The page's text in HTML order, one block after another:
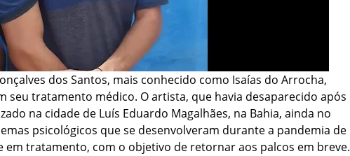
dos Santos, mais conhecido como Isaías do Arrocha,
seu tratamento médico. O artista, que havia desaparecido após
na cidade de Luís Eduardo Magalhães, na Bahia, ainda no
psicológicos que se desenvolveram durante a pandemia de
em tratamento, com o objetivo de retornar aos palcos em breve.